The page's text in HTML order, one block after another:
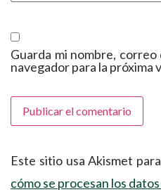
Guarda mi nombre,
navegador para la próxima
Este sitio usa Akismet
cómo se procesan los